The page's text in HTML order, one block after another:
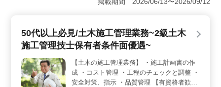
ます。しっかりと休みが取れるため、プライベートの時
調理全般を担当し、海産物を活かしたメニューの企画も
行うため、調理師としてのスキルをフルに発揮できる環
ントです。 ＜車通勤や住み込みも可能＞ 車通勤が
可能で、通勤手当が上限なしで支給されるため、遠方か
らでも安心です。また、住み込み対応もあり、生活面で
掲載期間 2026/06/13〜2026/09/12
50代以上必見/土木施工管理業務~2級土木
施工管理技士保有者条件面優遇~
【土木の施工管理業務】 ・施工計画書の作
成 ・コスト管理 ・工程のチェックと調整 ・
安全対策、指示 ・品質管理 【有資格者歓